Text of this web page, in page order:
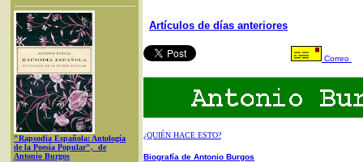
"Rapsodia Española: Antología
de la Poesía Popular", de
Antonio Burgos
Artículos de días anteriores
Correo
¿QUIÉN HACE ESTO?
Biografía de Antonio Burgos